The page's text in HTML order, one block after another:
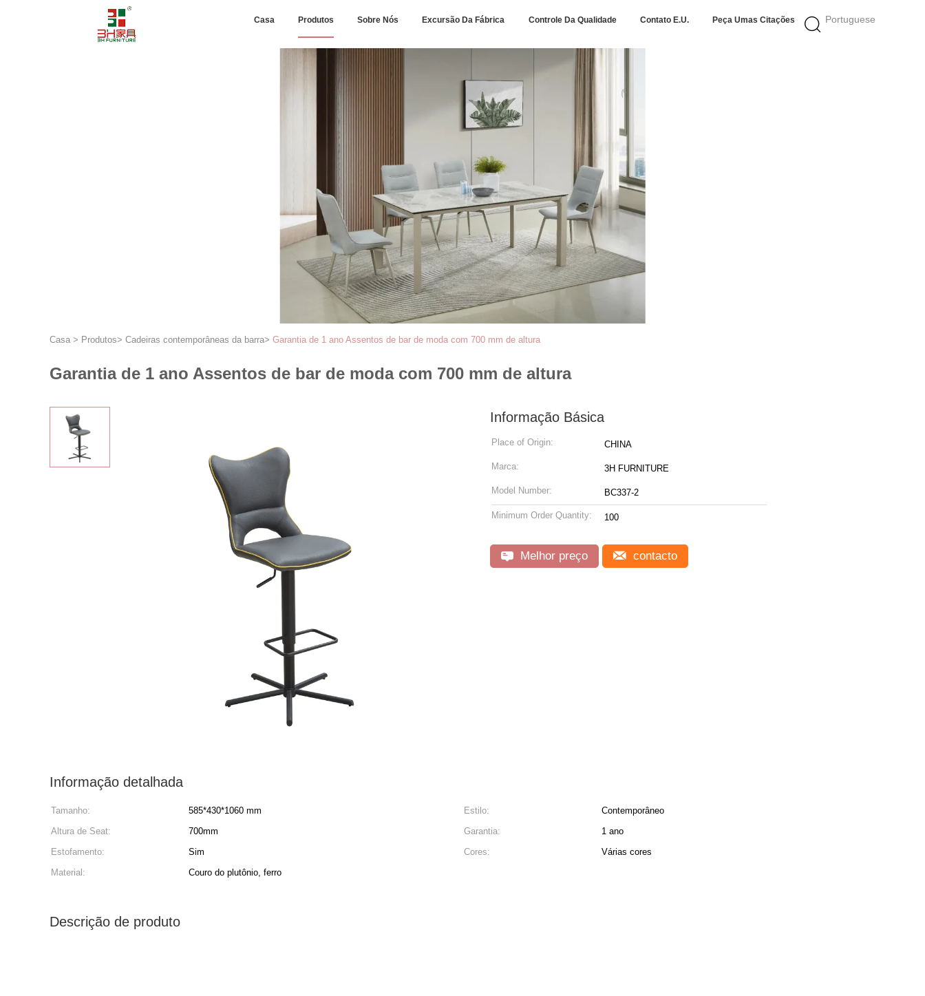
Portuguese
Casa Produtos Sobre Nós Excursão Da Fábrica Controle Da Qualidade Contato E.U. Peça Umas Citações
Casa > Produtos> Cadeiras contemporâneas da barra> Garantia de 1 ano Assentos de bar de moda com 700 mm de altura
Garantia de 1 ano Assentos de bar de moda com 700 mm de altura
Informação Básica
Place of Origin: CHINA
Marca: 3H FURNITURE
Model Number: BC337-2
Minimum Order Quantity: 100
Melhor preço contacto
Informação detalhada
Tamanho: 585*430*1060 mm Estilo:
Contemporâneo
Altura de Seat:
700mm Garantia:
1 ano
Estofamento:
Sim Cores:
Várias cores
Material:
Couro do plutônio, ferro
Descrição de produto